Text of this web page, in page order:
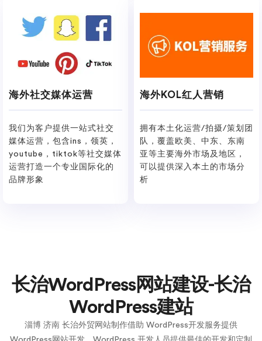
海外社交媒体运营
我们为客户提供一站式社交
媒体运营，包含ins，领英，
youtube，tiktok等社交媒体
运营打造一个专业国际化的
品牌形象
海外KOL红人营销
拥有本土化运营/拍摄/策划团
队，覆盖欧美、中东、东南
亚等主要海外市场及地区，
可以提供深入本土的市场分
析
长治WordPress网站建设-长治
WordPress建站
淄博 济南 长治外贸网站制作借助 WordPress开发服务提供